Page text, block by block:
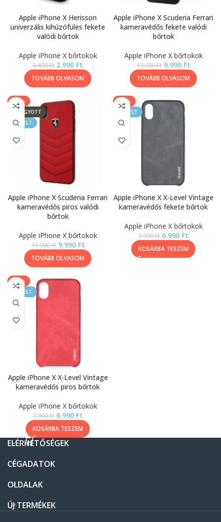
Apple iPhone X Herisson
univerzális kihúzófüles fekete
valódi bőrtok
Apple iPhone X bőrtokok
3.490Ft 2.990 Ft
TOVÁBB OLVASOM
Apple iPhone X Scuderia Ferrari
kameravédős fekete valódi
bőrtok
Apple iPhone X bőrtokok
11.990Ft 9.990 Ft
TOVÁBB OLVASOM
-17%
ELFOGYOTT
KIEMELT
Apple iPhone X Scuderia Ferrari
kameravédős piros valódi
bőrtok
Apple iPhone X bőrtokok
11.990Ft 9.990 Ft
TOVÁBB OLVASOM
-13%
KIEMELT
Apple iPhone X X-Level Vintage
kameravédős fekete bőrtok
Apple iPhone X bőrtokok
7.990Ft 6.990 Ft
KOSÁRBA TESZEM
-13%
KIEMELT
Apple iPhone X X-Level Vintage
kameravédős piros bőrtok
Apple iPhone X bőrtokok
7.990Ft 6.990 Ft
KOSÁRBA TESZEM
ELÉRHETŐSÉGEK
CÉGADATOK
OLDALAK
ÚJ TERMÉKEK